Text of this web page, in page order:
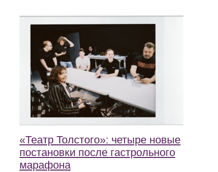
«Театр Толстого»: четыре новые
постановки после гастрольного
марафона